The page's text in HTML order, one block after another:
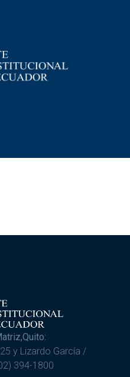
y Lizardo García /
394-1800